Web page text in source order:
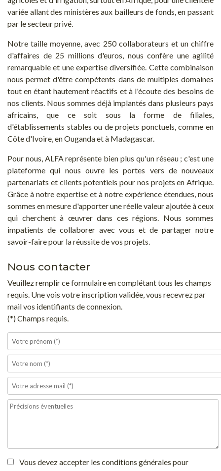
variée allant des ministères aux bailleurs de fonds, en passant
par le secteur privé.
Notre taille moyenne, avec 250 collaborateurs et un chiffre
d'affaires de 25 millions d'euros, nous confère une agilité
remarquable et une expertise diversifiée. Cette combinaison
nous permet d'être compétents dans de multiples domaines
tout en étant hautement réactifs et à l'écoute des besoins de
nos clients. Nous sommes déjà implantés dans plusieurs pays
africains, que ce soit sous la forme de filiales,
d'établissements stables ou de projets ponctuels, comme en
Côte d'Ivoire, en Ouganda et à Madagascar.
Pour nous, ALFA représente bien plus qu'un réseau ; c'est une
plateforme qui nous ouvre les portes vers de nouveaux
partenariats et clients potentiels pour nos projets en Afrique.
Grâce à notre expertise et à notre expérience étendues, nous
sommes en mesure d'apporter une réelle valeur ajoutée à ceux
qui cherchent à œuvrer dans ces régions. Nous sommes
impatients de collaborer avec vous et de partager notre
savoir-faire pour la réussite de vos projets.
Nous contacter
Veuillez remplir ce formulaire en complétant tous les champs
requis. Une vois votre inscription validée, vous recevrez par
mail vos identifiants de connexion.
(*) Champs requis.
Vous devez accepter les conditions générales pour